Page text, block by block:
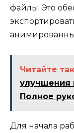
файлы. Это
Читайте
улучшения
Полное
Для начала